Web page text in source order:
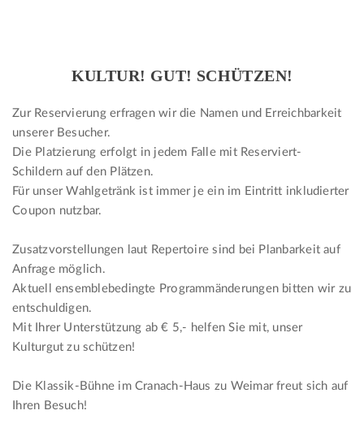
KULTUR! GUT! SCHÜTZEN!
Zur Reservierung erfragen wir die Namen und Erreichbarkeit
unserer Besucher.
Die Platzierung erfolgt in jedem Falle mit Reserviert-
Schildern auf den Plätzen.
Für unser Wahlgetränk ist immer je ein im Eintritt inkludierter
Coupon nutzbar.
Zusatzvorstellungen laut Repertoire sind bei Planbarkeit auf
Anfrage möglich.
Aktuell ensemblebedingte Programmänderungen bitten wir zu
entschuldigen.
Mit Ihrer Unterstützung ab € 5,- helfen Sie mit, unser
Kulturgut zu schützen!
Die Klassik-Bühne im Cranach-Haus zu Weimar freut sich auf
Ihren Besuch!